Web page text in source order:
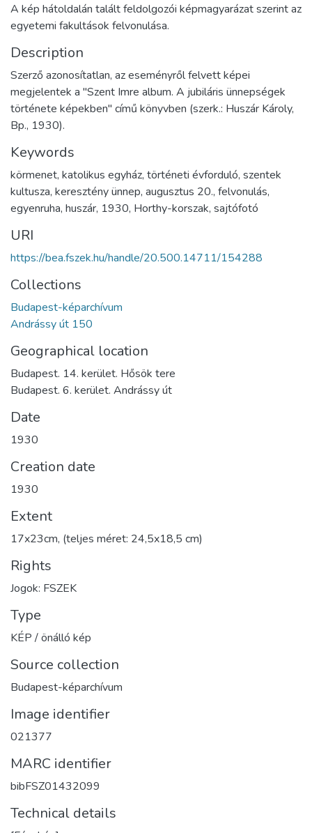
A kép hátoldalán talált feldolgozói képmagyarázat szerint az
egyetemi fakultások felvonulása.
Description
Szerző azonosítatlan, az eseményről felvett képei
megjelentek a "Szent Imre album. A jubiláris ünnepségek
története képekben" című könyvben (szerk.: Huszár Károly,
Bp., 1930).
Keywords
körmenet, katolikus egyház, történeti évforduló, szentek
kultusza, keresztény ünnep, augusztus 20., felvonulás,
egyenruha, huszár, 1930, Horthy-korszak, sajtófotó
URI
https://bea.fszek.hu/handle/20.500.14711/154288
Collections
Budapest-képarchívum
Andrássy út 150
Geographical location
Budapest. 14. kerület. Hősök tere
Budapest. 6. kerület. Andrássy út
Date
1930
Creation date
1930
Extent
17x23cm, (teljes méret: 24,5x18,5 cm)
Rights
Jogok: FSZEK
Type
KÉP / önálló kép
Source collection
Budapest-képarchívum
Image identifier
021377
MARC identifier
bibFSZ01432099
Technical details